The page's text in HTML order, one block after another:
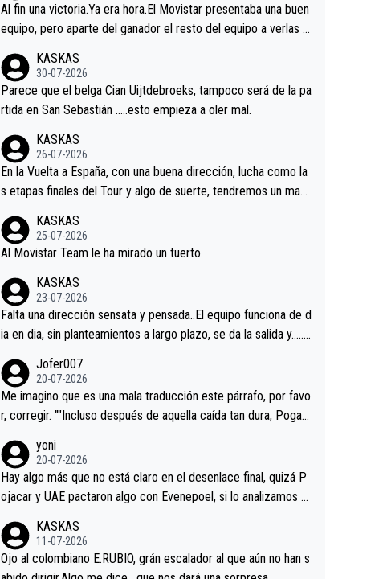
Al fin una victoria.Ya era hora.El Movistar presentaba una buen
equipo, pero aparte del ganador el resto del equipo a verlas v
es.La única buena noticia es la mejoría de Enric Más en San S
ebastian.Si en la Vuelta a Burgos sigue la mejoría, podríamos t
ener alguna sorpresa en la Vuelta.Ojalá.
KASKAS
30-07-2026
Parece que el belga Cian Uijtdebroeks, tampoco será de la pa
rtida en San Sebastián …..esto empieza a oler mal.
KASKAS
26-07-2026
En la Vuelta a España, con una buena dirección, lucha como la
s etapas finales del Tour y algo de suerte, tendremos un magn
KASKAS
25-07-2026
Al Movistar Team le ha mirado un tuerto.
KASKAS
23-07-2026
Falta una dirección sensata y pensada..El equipo funciona de d
ia en dia, sin planteamientos a largo plazo, se da la salida y…..v
a, Minguez, Velez etc etc.Me da pena vivir estos momentos t
an tristes sin victorias.
Jofer007
20-07-2026
Me imagino que es una mala traducción este párrafo, por favo
r, corregir. ""Incluso después de aquella caída tan dura, Pogac
rd permaneció pegado a su rueda. Parecía increíble la forma
en la que era capaz de controlar el miedo", recordó."
yoni
20-07-2026
Hay algo más que no está claro en el desenlace final, quizá P
ojacar y UAE pactaron algo con Evenepoel, si lo analizamos P
casi sin pedalear, luego está el saludo con Evenepoel dándose
la mano de una manera muy fraternal, más allá de los típicos t
oques en el hombro con que saludaba a Vingegard. Ahí hubo u
KASKAS
11-07-2026
Ojo al colombiano E.RUBIO, grán escalador al que aún no han s